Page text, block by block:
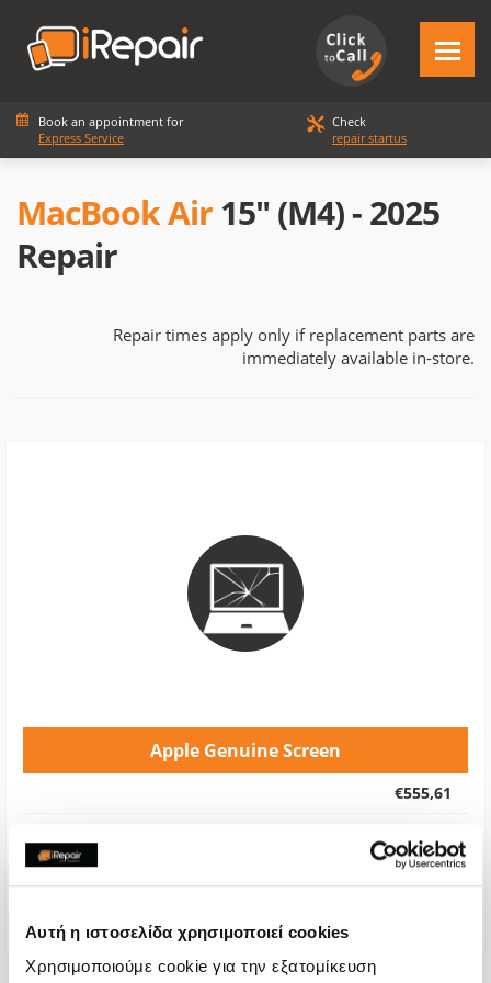
Αυτή η ιστοσελίδα χρησιμοποιεί cookies
Χρησιμοποιούμε cookie για την εξατομίκευση
Book an appointment for
Express Service
Check
repair startus
MacBook Air 15" (M4) - 2025
Repair
Repair times apply only if replacement parts are
immediately available in-store.
Apple Genuine Screen
€555,61
Repair Time
1-7 days